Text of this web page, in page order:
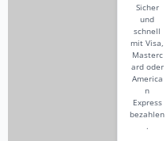
Sicher
und
schnell
mit Visa,
Masterc
ard oder
America
n
Express
bezahlen
.